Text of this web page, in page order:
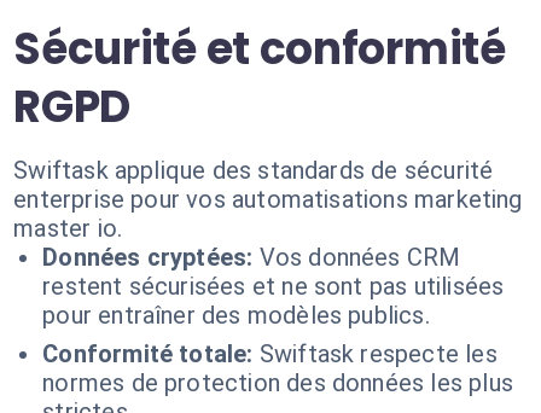
Sécurité et conformité
RGPD
Swiftask applique des standards de sécurité
enterprise pour vos automatisations marketing
master io.
Données cryptées: Vos données CRM
restent sécurisées et ne sont pas utilisées
pour entraîner des modèles publics.
Conformité totale: Swiftask respecte les
normes de protection des données les plus